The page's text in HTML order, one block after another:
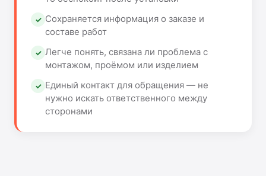
Сохраняется информация о заказе и
составе работ
Легче понять, связана ли проблема с
монтажом, проёмом или изделием
Единый контакт для обращения — не
нужно искать ответственного между
сторонами